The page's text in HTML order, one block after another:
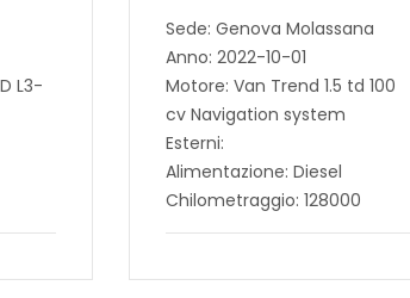
L3-
Sede: Genova Molassana
Anno: 2022-10-01
Motore: Van Trend 1.5 td 100
cv Navigation system
Esterni:
Alimentazione: Diesel
Chilometraggio: 128000